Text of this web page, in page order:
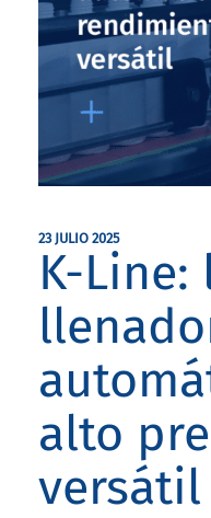
23 JULIO 2025
K-Line:
alto
versátil